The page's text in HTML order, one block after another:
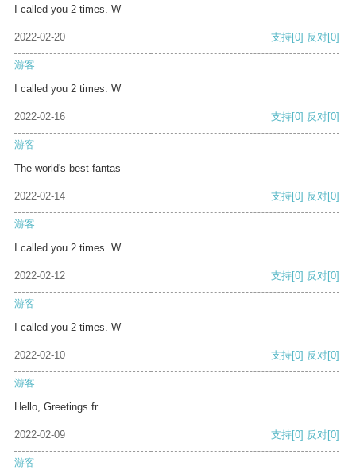
I called you 2 times. W
2022-02-20 支持[0] 反对[0]
游客
I called you 2 times. W
2022-02-16 支持[0] 反对[0]
游客
The world's best fantas
2022-02-14 支持[0] 反对[0]
游客
I called you 2 times. W
2022-02-12 支持[0] 反对[0]
游客
I called you 2 times. W
2022-02-10 支持[0] 反对[0]
游客
Hello, Greetings fr
2022-02-09 支持[0] 反对[0]
游客